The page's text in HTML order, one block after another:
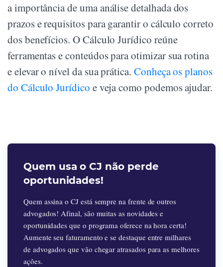
a importância de uma análise detalhada dos
prazos e requisitos para garantir o cálculo correto
dos benefícios. O Cálculo Jurídico reúne
ferramentas e conteúdos para otimizar sua rotina
e elevar o nível da sua prática. Conheça os planos
do Cálculo Jurídico e veja como podemos ajudar.
Quem usa o CJ não perde
oportunidades!
Quem assina o CJ está sempre na frente de outros
advogados! Afinal, são muitas as novidades e
oportunidades que o programa oferece na hora certa!
Aumente seu faturamento e se destaque entre milhares
de advogados que vão chegar atrasados para as melhores
ações.